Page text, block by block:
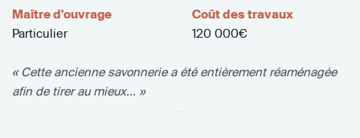
Maître d'ouvrage
Particulier
Coût des travaux
120 000€
« Cette ancienne savonnerie a été entièrement réaménagée
afin de tirer au mieux... »